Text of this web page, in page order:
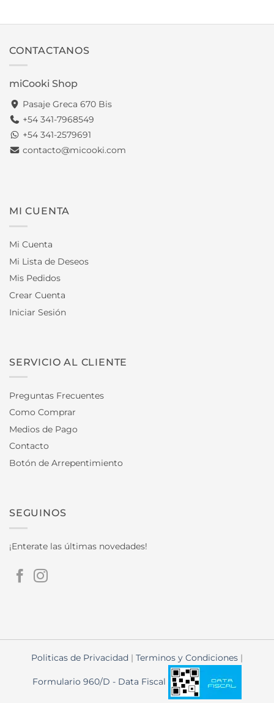
CONTACTANOS
miCooki Shop
Pasaje Greca 670 Bis
+54 341-7968549
+54 341-2579691
contacto@micooki.com
MI CUENTA
Mi Cuenta
Mi Lista de Deseos
Mis Pedidos
Crear Cuenta
Iniciar Sesión
SERVICIO AL CLIENTE
Preguntas Frecuentes
Como Comprar
Medios de Pago
Contacto
Botón de Arrepentimiento
SEGUINOS
¡Enterate las últimas novedades!
Politicas de Privacidad | Terminos y Condiciones |
Formulario 960/D - Data Fiscal